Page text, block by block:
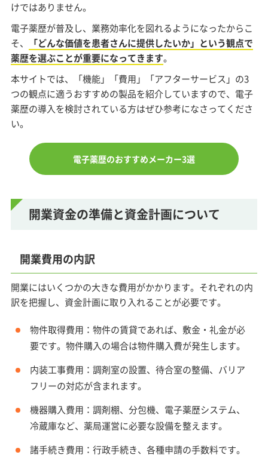
けではありません。
電子薬歴が普及し、業務効率化を図れるようになったからこ
そ、
「どんな価値を患者さんに提供したいか」という観点で
薬歴を選ぶことが重要になってきます。
本サイトでは、「機能」「費用」「アフターサービス」の3
つの観点に適うおすすめの製品を紹介していますので、電子
薬歴の導入を検討されている方はぜひ参考になさってくださ
い。
電子薬歴のおすすめメーカー3選
開業資金の準備と資金計画について
開業費用の内訳
開業にはいくつかの大きな費用がかかります。それぞれの内
訳を把握し、資金計画に取り入れることが必要です。
物件取得費用：物件の賃貸であれば、敷金・礼金が必
要です。物件購入の場合は物件購入費が発生します。
内装工事費用：調剤室の設置、待合室の整備、バリア
フリーの対応が含まれます。
機器購入費用：調剤棚、分包機、電子薬歴システム、
冷蔵庫など、薬局運営に必要な設備を整えます。
諸手続き費用：行政手続き、各種申請の手数料です。